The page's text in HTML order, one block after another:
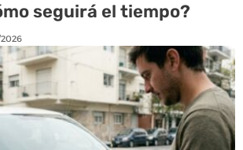
seguirá el tiempo?